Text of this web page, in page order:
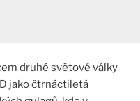
druhé světové války
jako čtrnáctiletá